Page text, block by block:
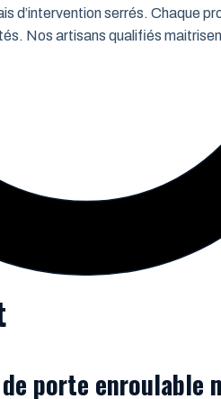
serrés. Chaque
Nos artisans qualifiés
porte enroulable